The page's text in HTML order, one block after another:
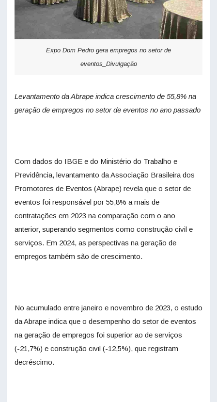
Expo Dom Pedro gera empregos no setor de
eventos_Divulgação
Levantamento da Abrape indica crescimento de 55,8% na
geração de empregos no setor de eventos no ano passado
Com dados do IBGE e do Ministério do Trabalho e
Previdência, levantamento da Associação Brasileira dos
Promotores de Eventos (Abrape) revela que o setor de
eventos foi responsável por 55,8% a mais de
contratações em 2023 na comparação com o ano
anterior, superando segmentos como construção civil e
serviços. Em 2024, as perspectivas na geração de
empregos também são de crescimento.
No acumulado entre janeiro e novembro de 2023, o estudo
da Abrape indica que o desempenho do setor de eventos
na geração de empregos foi superior ao de serviços
(-21,7%) e construção civil (-12,5%), que registram
decréscimo.